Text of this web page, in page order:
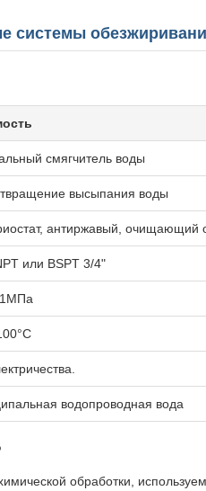
системы
смягчитель воды
высыпания воды
антиржавый, очищающий
или BSPT 3/4"
водопроводная вода
обработки,